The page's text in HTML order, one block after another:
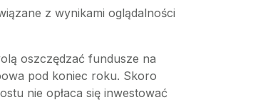
z wynikami oglądalności
oszczędzać fundusze na
pod koniec roku. Skoro
nie opłaca się inwestować